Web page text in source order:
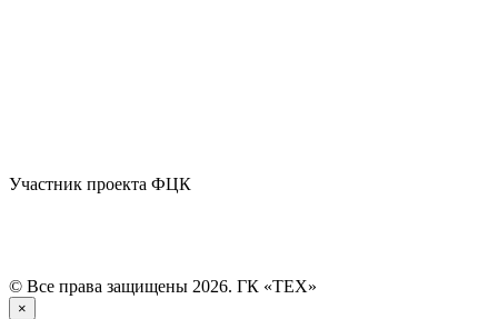
Участник проекта ФЦК
© Все права защищены 2026. ГК «ТЕХ»
×